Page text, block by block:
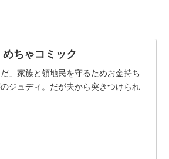
めちゃコミック
」家族と領地民を守るためお金持ち
ジュディ。だが夫から突きつけられ